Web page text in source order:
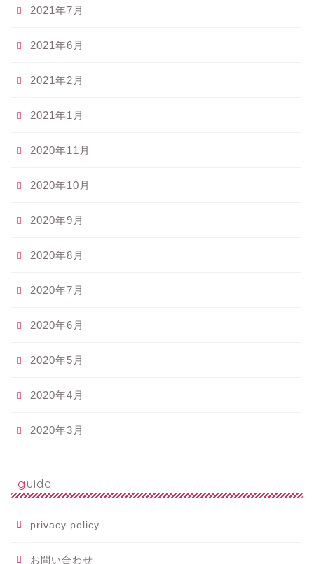
2021年7月
2021年6月
2021年2月
2021年1月
2020年11月
2020年10月
2020年9月
2020年8月
2020年7月
2020年6月
2020年5月
2020年4月
2020年3月
guide
privacy policy
お問い合わせ